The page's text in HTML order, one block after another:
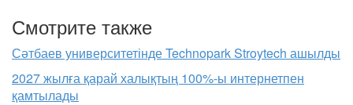
Смотрите также
Сәтбаев университетінде Technopark Stroytech ашылды
2027 жылға қарай халықтың 100%-ы интернетпен
қамтылады